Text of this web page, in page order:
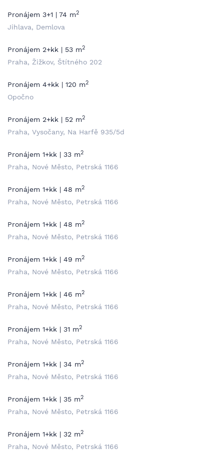
Pronájem 3+1 | 74 m2
Jihlava, Demlova
Pronájem 2+kk | 53 m2
Praha, Žižkov, Štítného 202
Pronájem 4+kk | 120 m2
Opočno
Pronájem 2+kk | 52 m2
Praha, Vysočany, Na Harfě 935/5d
Pronájem 1+kk | 33 m2
Praha, Nové Město, Petrská 1166
Pronájem 1+kk | 48 m2
Praha, Nové Město, Petrská 1166
Pronájem 1+kk | 48 m2
Praha, Nové Město, Petrská 1166
Pronájem 1+kk | 49 m2
Praha, Nové Město, Petrská 1166
Pronájem 1+kk | 46 m2
Praha, Nové Město, Petrská 1166
Pronájem 1+kk | 31 m2
Praha, Nové Město, Petrská 1166
Pronájem 1+kk | 34 m2
Praha, Nové Město, Petrská 1166
Pronájem 1+kk | 35 m2
Praha, Nové Město, Petrská 1166
Pronájem 1+kk | 32 m2
Praha, Nové Město, Petrská 1166